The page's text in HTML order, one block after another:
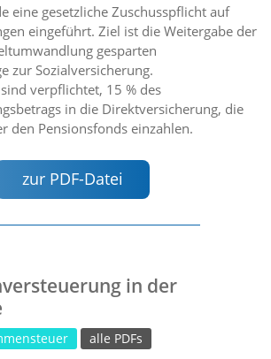
eine gesetzliche Zuschusspflicht auf
eingeführt. Ziel ist die Weitergabe der
gesparten
zur Sozialversicherung.
verpflichtet, 15 % des
in die Direktversicherung, die
den Pensionsfonds einzahlen.
zur PDF-Datei
in der
alle PDFs